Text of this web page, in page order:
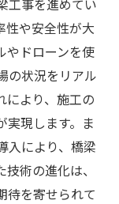
工事を進めてい
性や安全性が大
やドローンを使
の状況をリアル
により、施工の
実現します。ま
入により、橋梁
術の進化は、
待を寄せられて